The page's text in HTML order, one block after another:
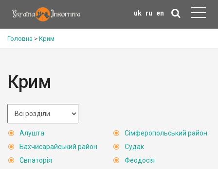
uk ru en
Головна > Крим
Крим
Алушта
Бахчисарайський район
Євпаторія
Сімферопольський район
Судак
Феодосія